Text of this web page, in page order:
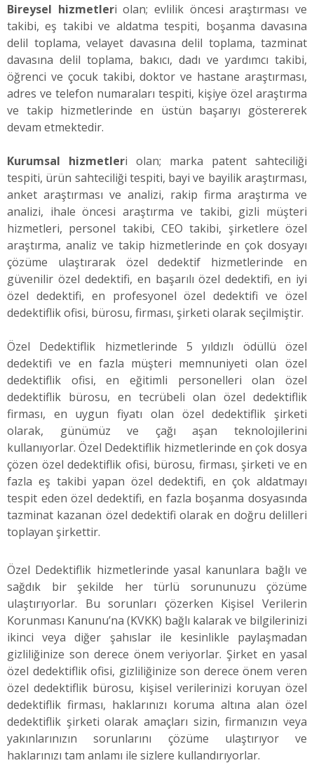
Bireysel hizmetleri olan; evlilik öncesi araştırması ve
takibi, eş takibi ve aldatma tespiti, boşanma davasına
delil toplama, velayet davasına delil toplama, tazminat
davasına delil toplama, bakıcı, dadı ve yardımcı takibi,
öğrenci ve çocuk takibi, doktor ve hastane araştırması,
adres ve telefon numaraları tespiti, kişiye özel araştırma
ve takip hizmetlerinde en üstün başarıyı göstererek
devam etmektedir.
Kurumsal hizmetleri olan; marka patent sahteciliği
tespiti, ürün sahteciliği tespiti, bayi ve bayilik araştırması,
anket araştırması ve analizi, rakip firma araştırma ve
analizi, ihale öncesi araştırma ve takibi, gizli müşteri
hizmetleri, personel takibi, CEO takibi, şirketlere özel
araştırma, analiz ve takip hizmetlerinde en çok dosyayı
çözüme ulaştırarak özel dedektif hizmetlerinde en
güvenilir özel dedektifi, en başarılı özel dedektifi, en iyi
özel dedektifi, en profesyonel özel dedektifi ve özel
dedektiflik ofisi, bürosu, firması, şirketi olarak seçilmiştir.
Özel Dedektiflik hizmetlerinde 5 yıldızlı ödüllü özel
dedektifi ve en fazla müşteri memnuniyeti olan özel
dedektiflik ofisi, en eğitimli personelleri olan özel
dedektiflik bürosu, en tecrübeli olan özel dedektiflik
firması, en uygun fiyatı olan özel dedektiflik şirketi
olarak, günümüz ve çağı aşan teknolojilerini
kullanıyorlar. Özel Dedektiflik hizmetlerinde en çok dosya
çözen özel dedektiflik ofisi, bürosu, firması, şirketi ve en
fazla eş takibi yapan özel dedektifi, en çok aldatmayı
tespit eden özel dedektifi, en fazla boşanma dosyasında
tazminat kazanan özel dedektifi olarak en doğru delilleri
toplayan şirkettir.
Özel Dedektiflik hizmetlerinde yasal kanunlara bağlı ve
sağdık bir şekilde her türlü sorununuzu çözüme
ulaştırıyorlar. Bu sorunları çözerken Kişisel Verilerin
Korunması Kanunu’na (KVKK) bağlı kalarak ve bilgilerinizi
ikinci veya diğer şahıslar ile kesinlikle paylaşmadan
gizliliğinize son derece önem veriyorlar. Şirket en yasal
özel dedektiflik ofisi, gizliliğinize son derece önem veren
özel dedektiflik bürosu, kişisel verilerinizi koruyan özel
dedektiflik firması, haklarınızı koruma altına alan özel
dedektiflik şirketi olarak amaçları sizin, firmanızın veya
yakınlarınızın sorunlarını çözüme ulaştırıyor ve
haklarınızı tam anlamı ile sizlere kullandırıyorlar.